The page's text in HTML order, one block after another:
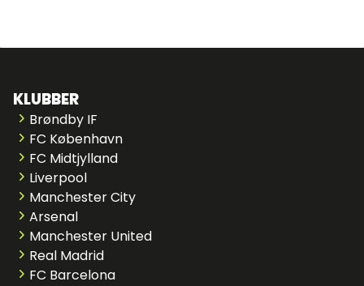
KLUBBER
Brøndby IF
FC København
FC Midtjylland
Liverpool
Manchester City
Arsenal
Manchester United
Real Madrid
FC Barcelona